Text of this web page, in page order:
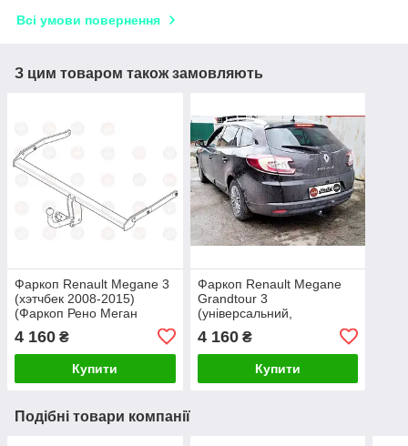
Всі умови повернення
З цим товаром також замовляють
Фаркоп Renault Megane 3
(хэтчбек 2008-2015)
(Фаркоп Рено Меган
4 160 ₴
Купити
Фаркоп Renault Megane
Grandtour 3
(універсальний,
(2009-2016)(фаркоп Рено
Меган) VasTol
4 160₴
Купити
Подібні товари компанії